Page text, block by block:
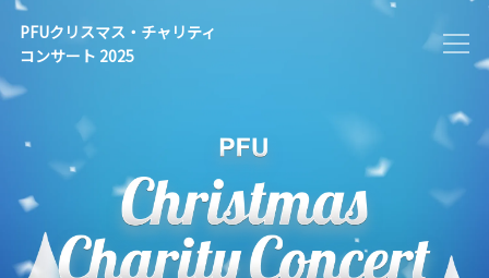
PFUクリスマス・チャリティ
コンサート 2025